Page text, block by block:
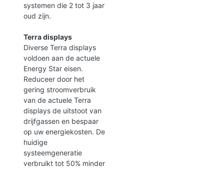
systemen die 2 tot 3 jaar
oud zijn.
Terra displays
Diverse Terra displays
voldoen aan de actuele
Energy Star eisen.
Reduceer door het
gering stroomverbruik
van de actuele Terra
displays de uitstoot van
drijfgassen en bespaar
op uw energiekosten. De
huidige
systeemgeneratie
verbruikt tot 50% minder